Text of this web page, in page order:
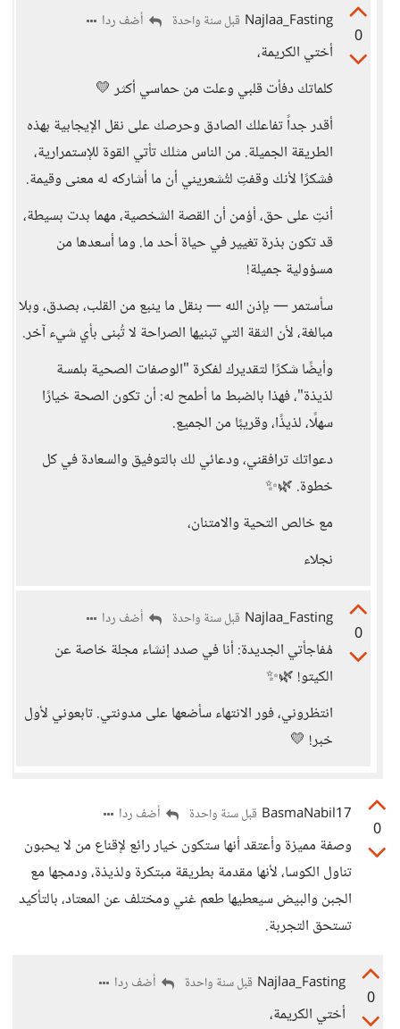
0
Najlaa_Fasting قبل سنة واحدة أضف ردا
أختي الكريمة،
كلماتك دفأت قلبي وعلت من حماسي أكثر 💛
أقدر جداً تفاعلك الصادق وحرصك على نقل الإيجابية بهذه
الطريقة الجميلة. من الناس مثلك تأتي القوة للإستمرارية،
فشكرًا لأنك وقفتِ لتُشعريني أن ما أشاركه له معنى وقيمة.
أنتِ على حق، أؤمن أن القصة الشخصية، مهما بدت بسيطة،
قد تكون بذرة تغيير في حياة أحد ما. وما أسعدها من
مسؤولية جميلة!
سأستمر — بإذن الله — بنقل ما ينبع من القلب، بصدق، وبلا
مبالغة، لأن الثقة التي تبنيها الصراحة لا تُبنى بأي شيء آخر.
وأيضًا شكرًا لتقديرك لفكرة "الوصفات الصحية بلمسة
لذيذة"، فهذا بالضبط ما أطمح له: أن تكون الصحة خيارًا
سهلًا، لذيذًا، وقريبًا من الجميع.
دعواتك ترافقني، ودعائي لك بالتوفيق والسعادة في كل
خطوة. 🌿✨
مع خالص التحية والامتنان،
نجلاء
0
Najlaa_Fasting قبل سنة واحدة أضف ردا
مُفاجأتي الجديدة: أنا في صدد إنشاء مجلة خاصة عن
الكيتو! 🌿✨
انتظروني، فور الانتهاء سأضعها على مدونتي. تابعوني لأول
خبر! 💛
0
BasmaNabil17 قبل سنة واحدة أضف ردا
وصفة مميزة وأعتقد أنها ستكون خيار رائع لإقناع من لا يحبون
تناول الكوسا، لأنها مقدمة بطريقة مبتكرة ولذيذة، ودمجها مع
الجبن والبيض سيعطيها طعم غني ومختلف عن المعتاد، بالتأكيد
تستحق التجربة.
0
Najlaa_Fasting قبل سنة واحدة أضف ردا
أختي الكريمة،